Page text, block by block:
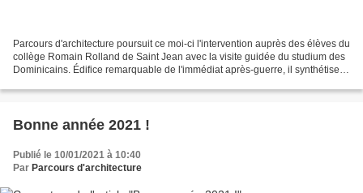
Parcours d'architecture poursuit ce moi-ci l'intervention auprès des élèves du
collège Romain Rolland de Saint Jean avec la visite guidée du studium des
Dominicains. Édifice remarquable de l'immédiat après-guerre, il synthétise
Bonne année 2021 !
Publié le 10/01/2021 à 10:40
Par Parcours d'architecture